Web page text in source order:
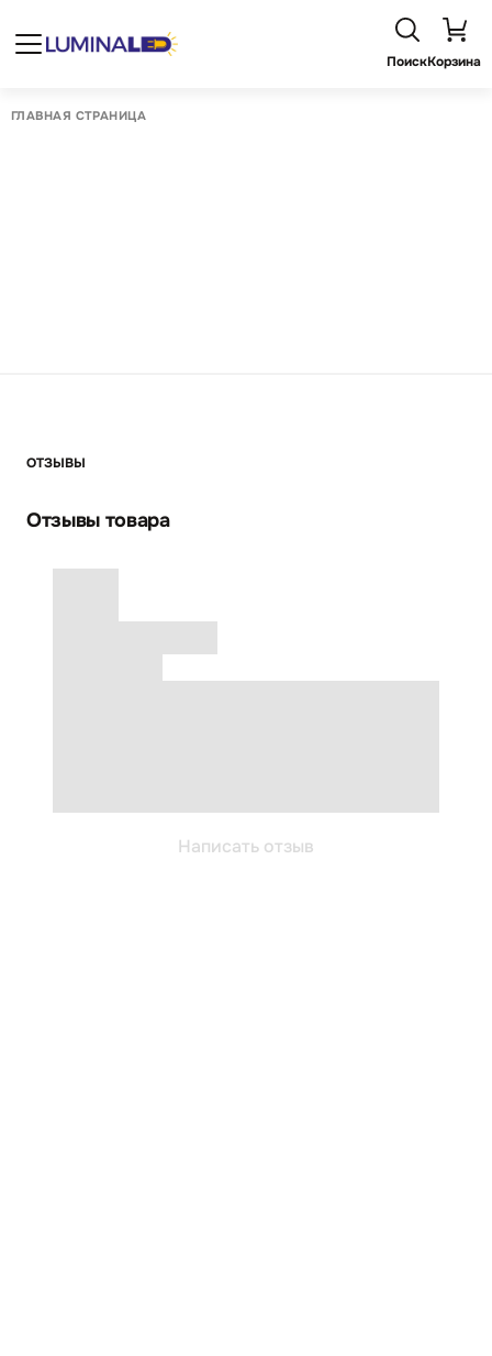
ПоискКорзина
ГЛАВНАЯ СТРАНИЦА
ОТЗЫВЫ
Отзывы товара
Написать отзыв